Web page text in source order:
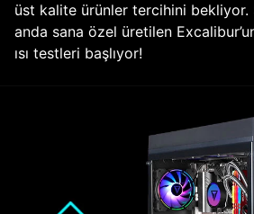
üst kalite ürünler tercihini
anda sana özel üretilen
ısı testleri başlıyor!